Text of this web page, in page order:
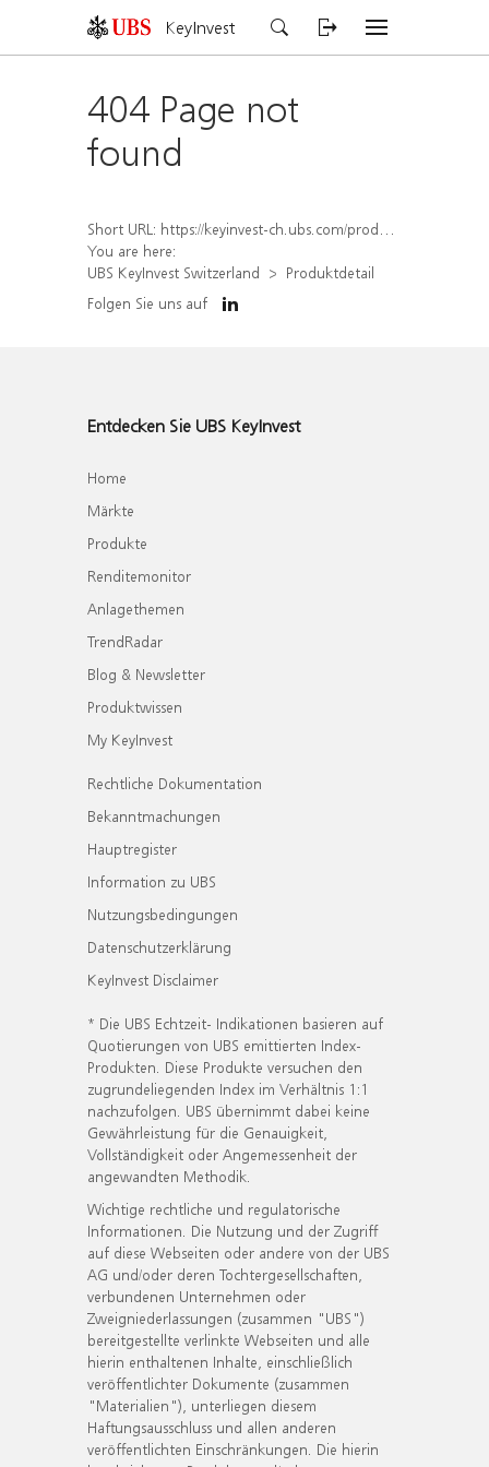
KeyInvest
404 Page not
found
Short URL: https://keyinvest-ch.ubs.com/produkt/detail/index/isin/CH1567432013
You are here:
UBS KeyInvest Switzerland
Produktdetail
Folgen Sie uns auf
Entdecken Sie UBS KeyInvest
Home
Märkte
Produkte
Renditemonitor
Anlagethemen
TrendRadar
Blog & Newsletter
Produktwissen
My KeyInvest
Rechtliche Dokumentation
Bekanntmachungen
Hauptregister
Information zu UBS
Nutzungsbedingungen
Datenschutzerklärung
KeyInvest Disclaimer
* Die UBS Echtzeit- Indikationen basieren auf
Quotierungen von UBS emittierten Index-
Produkten. Diese Produkte versuchen den
zugrundeliegenden Index im Verhältnis 1:1
nachzufolgen. UBS übernimmt dabei keine
Gewährleistung für die Genauigkeit,
Vollständigkeit oder Angemessenheit der
angewandten Methodik.
Wichtige rechtliche und regulatorische
Informationen. Die Nutzung und der Zugriff
auf diese Webseiten oder andere von der UBS
AG und/oder deren Tochtergesellschaften,
verbundenen Unternehmen oder
Zweigniederlassungen (zusammen "UBS")
bereitgestellte verlinkte Webseiten und alle
hierin enthaltenen Inhalte, einschließlich
veröffentlichter Dokumente (zusammen
"Materialien"), unterliegen diesem
Haftungsausschluss und allen anderen
veröffentlichten Einschränkungen. Die hierin